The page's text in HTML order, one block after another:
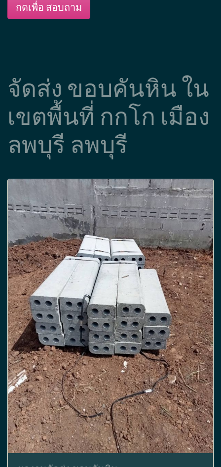
กดเพื่อ สอบถาม
จัดส่ง ขอบคันหิน ใน
เขตพื้นที่ กกโก เมือง
ลพบุรี ลพบุรี